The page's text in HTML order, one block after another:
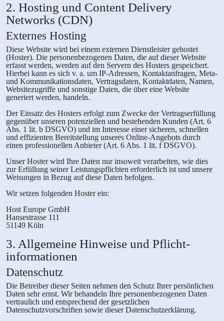
2. Hosting und Content Delivery
Networks (CDN)
Externes Hosting
Diese Website wird bei einem externen Dienstleister gehostet
(Hoster). Die personenbezogenen Daten, die auf dieser Website
erfasst werden, werden auf den Servern des Hosters gespeichert.
Hierbei kann es sich v. a. um IP-Adressen, Kontaktanfragen, Meta-
und Kommunikationsdaten, Vertragsdaten, Kontaktdaten, Namen,
Websitezugriffe und sonstige Daten, die über eine Website
generiert werden, handeln.
Der Einsatz des Hosters erfolgt zum Zwecke der Vertragserfüllung
gegenüber unseren potenziellen und bestehenden Kunden (Art. 6
Abs. 1 lit. b DSGVO) und im Interesse einer sicheren, schnellen
und effizienten Bereitstellung unseres Online-Angebots durch
einen professionellen Anbieter (Art. 6 Abs. 1 lit. f DSGVO).
Unser Hoster wird Ihre Daten nur insoweit verarbeiten, wie dies
zur Erfüllung seiner Leistungspflichten erforderlich ist und unsere
Weisungen in Bezug auf diese Daten befolgen.
Wir setzen folgenden Hoster ein:
Host Europe GmbH
Hansestrasse 111
51149 Köln
3. Allgemeine Hinweise und Pflicht­
informationen
Datenschutz
Die Betreiber dieser Seiten nehmen den Schutz Ihrer persönlichen
Daten sehr ernst. Wir behandeln Ihre personenbezogenen Daten
vertraulich und entsprechend der gesetzlichen
Datenschutzvorschriften sowie dieser Datenschutzerklärung.